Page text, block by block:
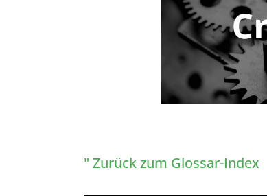
" Zurück zum Glossar-Index